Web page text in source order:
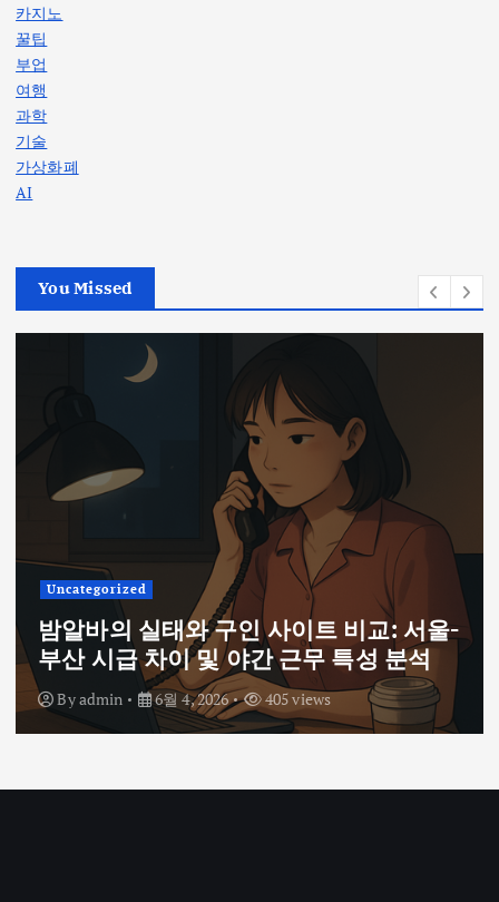
카지노
꿀팁
부업
여행
과학
기술
가상화폐
AI
You Missed
Uncategorized
밤알바의 실태와 구인 사이트 비교: 서울-
부산 시급 차이 및 야간 근무 특성 분석
Byadmin 6월 4, 2026 405 views